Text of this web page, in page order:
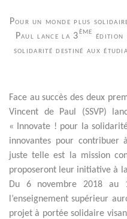
Pour un monde plus
Paul lance la 3ème édition
solidarité destiné aux
Face au succès des deux
Vincent de Paul (SSVP)
« Innovate ! pour la
innovantes pour contribuer
juste telle est la mission
proposeront leur initiative à
Du 6 novembre 2018 au
l’enseignement supérieur
projet à portée solidaire